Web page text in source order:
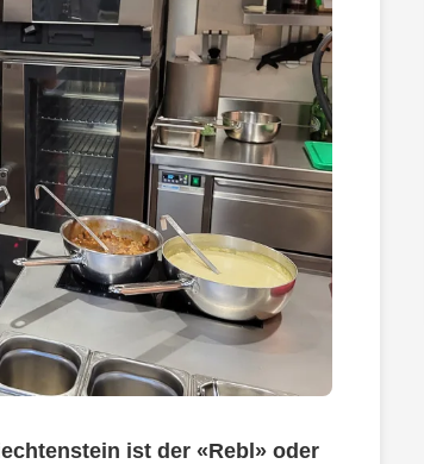
ist der «Rebl» oder